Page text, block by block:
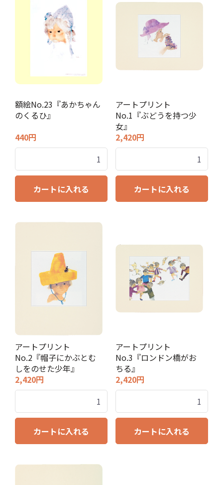
額絵No.23『あかちゃん
のくるひ』
440円
カートに入れる
アートプリント
No.1『ぶどうを持つ少
女』
2,420円
カートに入れる
アートプリント
No.2『帽子にかぶとむ
しをのせた少年』
2,420円
カートに入れる
アートプリント
No.3『ロンドン橋がお
ちる』
2,420円
カートに入れる